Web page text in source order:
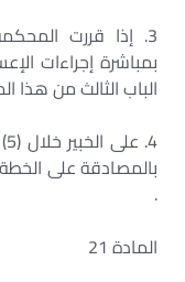
3. إذا قررت
بمباشرة إجراءات
الباب الثالث من هذا
بالمصادقة على الخطة
.
المادة 21